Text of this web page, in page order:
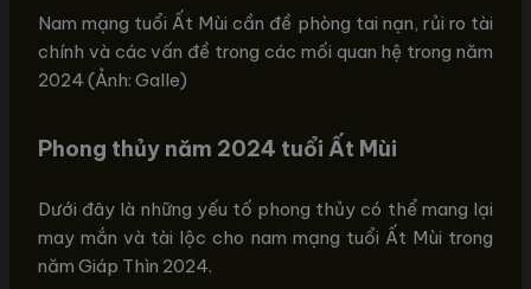
Nam mạng tuổi Ất Mùi cần đề phòng tai nạn, rủi ro tài
chính và các vấn đề trong các mối quan hệ trong năm
2024 (Ảnh: Galle)
Phong thủy năm 2024 tuổi Ất Mùi
Dưới đây là những yếu tố phong thủy có thể mang lại
may mắn và tài lộc cho nam mạng tuổi Ất Mùi trong
năm Giáp Thìn 2024.